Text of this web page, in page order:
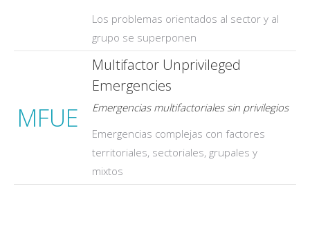
Los problemas orientados al sector y al
grupo se superponen
MFUE
Multifactor Unprivileged
Emergencies
Emergencias multifactoriales sin privilegios
Emergencias complejas con factores
territoriales, sectoriales, grupales y
mixtos